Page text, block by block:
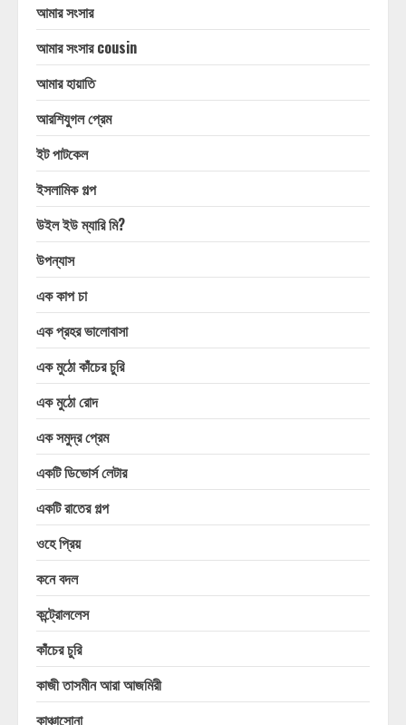
আমার সংসার
আমার সংসার cousin
আমার হায়াতি
আরশিযুগল প্রেম
ইট পাটকেল
ইসলামিক গল্প
উইল ইউ ম্যারি মি?
উপন্যাস
এক কাপ চা
এক প্রহর ভালোবাসা
এক মুঠো কাঁচের চুরি
এক মুঠো রোদ
এক সমুদ্র প্রেম
একটি ডিভোর্স লেটার
একটি রাতের গল্প
ওহে প্রিয়
কনে বদল
কন্ট্রোললেস
কাঁচের চুরি
কাজী তাসমীন আরা আজমিরী
কাঞ্চাসোনা